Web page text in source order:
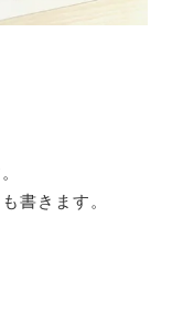
も書きます。